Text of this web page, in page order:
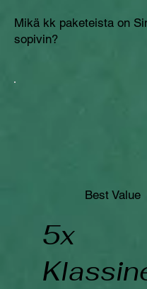
Best Value
5x
Mikä kk paketeista on
sopivin?